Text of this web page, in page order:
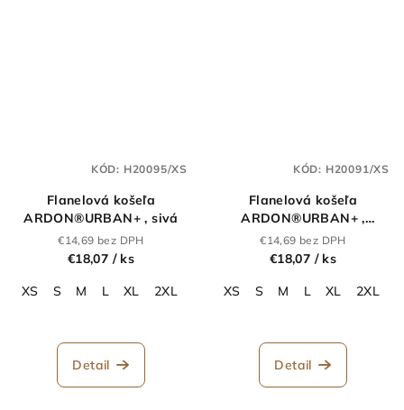
Flanelová košeľa
ARDON®URBAN+ , sivá
€14,69 bez DPH
€18,07 / ks
XS
S M L XL 2XL 4XL 5XL
Detail
KÓD: H20095/XS
Flanelová košeľa
ARDON®URBAN+ ,
tm.modrá
€14,69 bez DPH
€18,07 / ks
XS
S M L XL 2XL
Detail
KÓD: H20091/XS